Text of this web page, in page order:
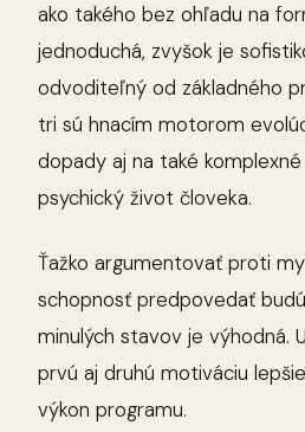
ako takého bez ohľadu na
jednoduchá, zvyšok je
odvoditeľný od základného
tri sú hnacím motorom
dopady aj na také
psychický život človeka.
Ťažko argumentovať proti
schopnosť predpovedať
minulých stavov je výhodná.
prvú aj druhú motiváciu
výkon programu.